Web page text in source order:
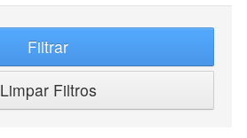
Filtrar
Limpar Filtros